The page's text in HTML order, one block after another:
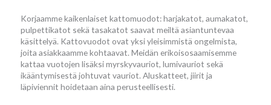
Korjaamme kaikenlaiset kattomuodot: harjakatot, aumakatot,
pulpettikatot sekä tasakatot saavat meiltä asiantuntevaa
käsittelyä. Kattovuodot ovat yksi yleisimmistä ongelmista,
joita asiakkaamme kohtaavat. Meidän erikoisosaamisemme
kattaa vuotojen lisäksi myrskyvauriot, lumivauriot sekä
ikääntymisestä johtuvat vauriot. Aluskatteet, jiirit ja
läpiviennit hoidetaan aina perusteellisesti.